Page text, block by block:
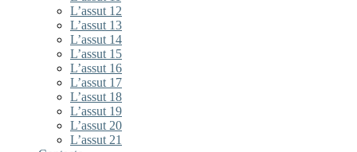
L’assut 12
L’assut 13
L’assut 14
L’assut 15
L’assut 16
L’assut 17
L’assut 18
L’assut 19
L’assut 20
L’assut 21